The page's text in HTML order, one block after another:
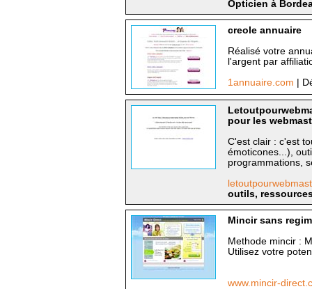
Opticien à
creole annuaire
Réalisé votre
l'argent par
1annuaire.com
|
pour les
C'est clair : c'est
émoticones...),
programmations,
outils,
Mincir sans
Methode mincir :
Utilisez votre
www.mincir-